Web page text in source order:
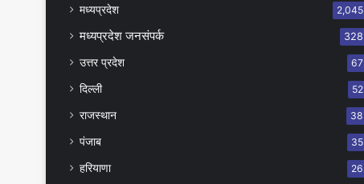
मध्यप्रदेश 2,045
मध्यप्रदेश जनसंपर्क 328
उत्तर प्रदेश 67
दिल्ली 52
राजस्थान 38
पंजाब 35
हरियाणा 26